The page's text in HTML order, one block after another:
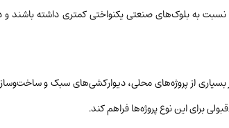
به بلوک‌های صنعتی یکنواختی کمتری داشته باشند و
از پروژه‌های محلی، دیوارکشی‌های سبک و
برای این نوع پروژه‌ها فراهم کند.